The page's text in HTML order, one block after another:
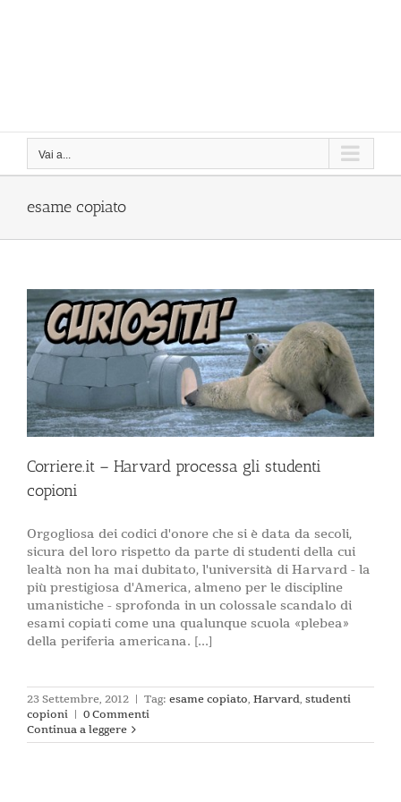
Vai a...
esame copiato
Corriere.it – Harvard processa gli studenti
copioni
Orgogliosa dei codici d'onore che si è data da secoli,
sicura del loro rispetto da parte di studenti della cui
lealtà non ha mai dubitato, l'università di Harvard - la
più prestigiosa d'America, almeno per le discipline
umanistiche - sprofonda in un colossale scandalo di
esami copiati come una qualunque scuola «plebea»
della periferia americana. [...]
23 Settembre, 2012 | Tag: esame copiato, Harvard, studenti
copioni | 0 Commenti
Continua a leggere